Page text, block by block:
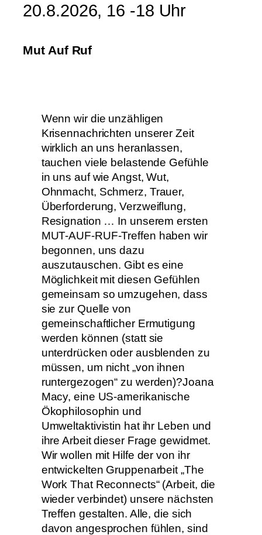
20.8.2026, 16 -18 Uhr
Mut Auf Ruf
Wenn wir die unzähligen
Krisennachrichten unserer Zeit
wirklich an uns heranlassen,
tauchen viele belastende Gefühle
in uns auf wie Angst, Wut,
Ohnmacht, Schmerz, Trauer,
Überforderung, Verzweiflung,
Resignation … In unserem ersten
MUT-AUF-RUF-Treffen haben wir
begonnen, uns dazu
auszutauschen. Gibt es eine
Möglichkeit mit diesen Gefühlen
gemeinsam so umzugehen, dass
sie zur Quelle von
gemeinschaftlicher Ermutigung
werden können (statt sie
unterdrücken oder ausblenden zu
müssen, um nicht „von ihnen
runtergezogen“ zu werden)?Joana
Macy, eine US-amerikanische
Ökophilosophin und
Umweltaktivistin hat ihr Leben und
ihre Arbeit dieser Frage gewidmet.
Wir wollen mit Hilfe der von ihr
entwickelten Gruppenarbeit „The
Work That Reconnects“ (Arbeit, die
wieder verbindet) unsere nächsten
Treffen gestalten. Alle, die sich
davon angesprochen fühlen, sind